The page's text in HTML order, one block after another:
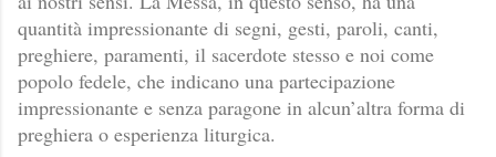
quantità impressionante di segni, gesti, paroli, canti,
preghiere, paramenti, il sacerdote stesso e noi come
popolo fedele, che indicano una partecipazione
impressionante e senza paragone in alcun’altra forma di
preghiera o esperienza liturgica.